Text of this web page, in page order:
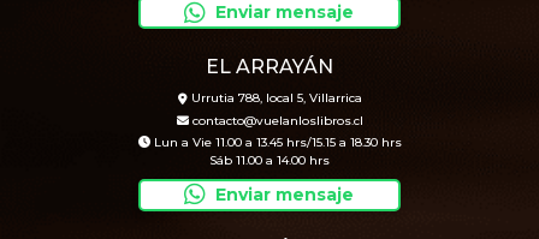
Enviar mensaje
EL ARRAYÁN
Urrutia 788, local 5, Villarrica
contacto@vuelanloslibros.cl
Lun a Vie 11.00 a 13.45 hrs/15.15 a 18.30 hrs
Sáb 11.00 a 14.00 hrs
Enviar mensaje